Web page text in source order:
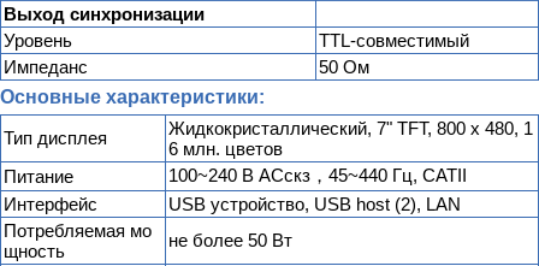
Выход синхронизации
Уровень
TTL-совместимый
Импеданс
50 Ом
Основные характеристики:
Тип дисплея
Жидкокристаллический, 7" TFT, 800 х 480, 1
6 млн. цветов
Питание
100~240 В АСскз，45~440 Гц, CATII
Интерфейс
USB устройство, USB host (2), LAN
Потребляемая мо
щность
не более 50 Вт